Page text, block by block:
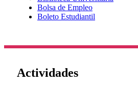
Bolsa de Empleo
Boleto Estudiantil
Actividades